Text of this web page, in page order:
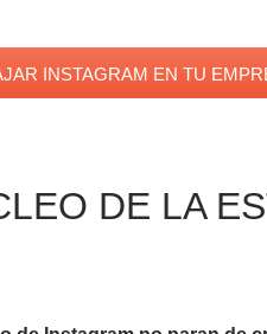
INSTAGRAM EN TU
DE LA